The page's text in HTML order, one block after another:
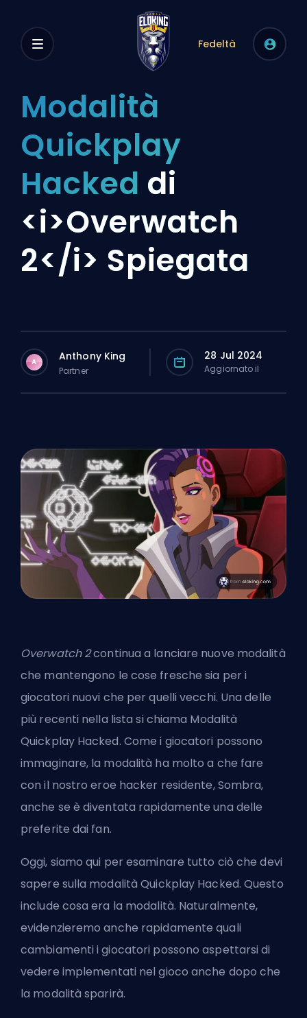
Fedeltà
Modalità
Quickplay
Hacked di
<i>Overwatch
2</i> Spiegata
A Anthony King
Partner
28 Jul 2024
Aggiornato il
Overwatch 2continua a lanciare nuove modalità
che mantengono le cose fresche sia per i
giocatori nuovi che per quelli vecchi. Una delle
più recenti nella lista si chiama Modalità
Quickplay Hacked. Come i giocatori possono
immaginare, la modalità ha molto a che fare
con il nostro eroe hacker residente, Sombra,
anche se è diventata rapidamente una delle
preferite dai fan.
Oggi, siamo qui per esaminare tutto ciò che devi
sapere sulla modalità Quickplay Hacked. Questo
include cosa era la modalità. Naturalmente,
evidenzieremo anche rapidamente quali
cambiamenti i giocatori possono aspettarsi di
vedere implementati nel gioco anche dopo che
la modalità sparirà.